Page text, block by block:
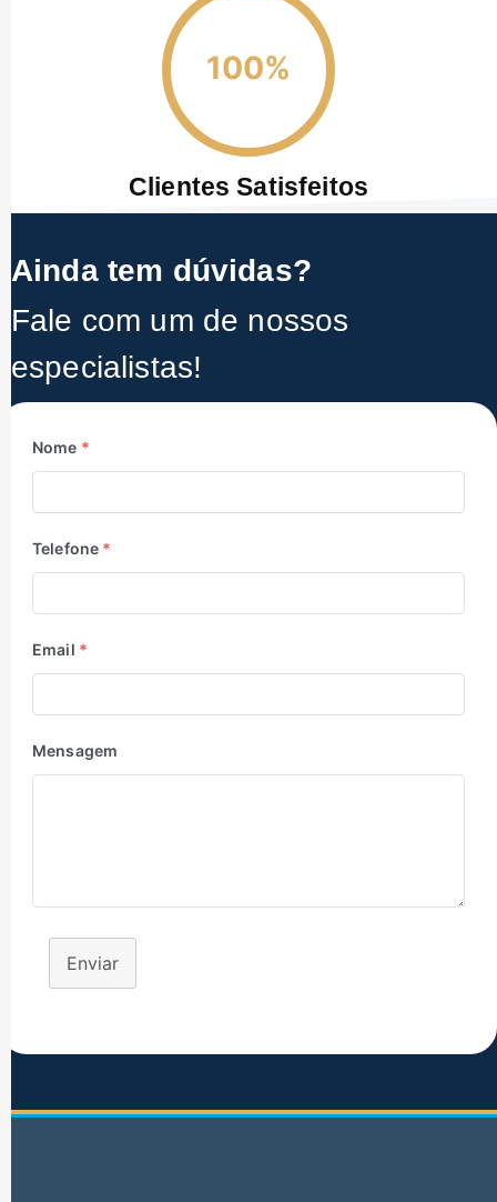
100%
Clientes Satisfeitos
Ainda tem dúvidas?
Fale com um de nossos
especialistas!
Nome *
Telefone *
Email *
Mensagem
Enviar